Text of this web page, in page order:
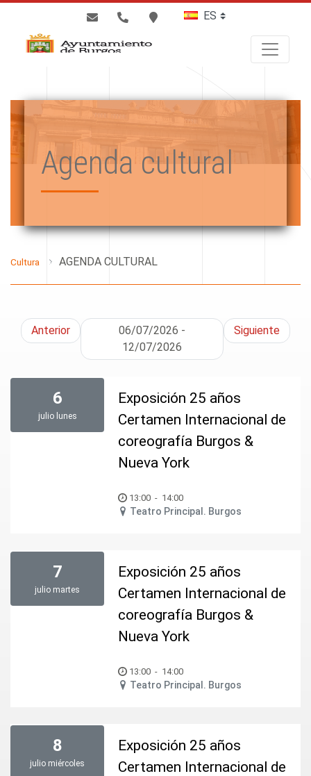
Agenda cultural
Cultura AGENDA CULTURAL
Anterior
06/07/2026 -
12/07/2026
Siguiente
6
julio lunes
Exposición 25 años
Certamen Internacional de
coreografía Burgos &
Nueva York
13:00 - 14:00
Teatro Principal. Burgos
7
julio martes
Exposición 25 años
Certamen Internacional de
coreografía Burgos &
Nueva York
13:00 - 14:00
Teatro Principal. Burgos
8
julio miércoles
Exposición 25 años
Certamen Internacional de